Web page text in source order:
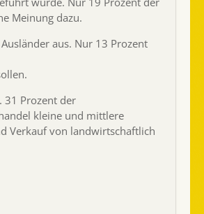
Meinung dazu.
aus. Nur 13 Prozent
31 Prozent der
kleine und mittlere
Verkauf von landwirtschaftlich